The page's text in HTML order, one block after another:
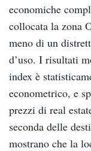
economiche
collocata la zona
meno di un
d’uso. I risultati
index è
econometrico, e
prezzi di real
seconda delle
mostrano che la